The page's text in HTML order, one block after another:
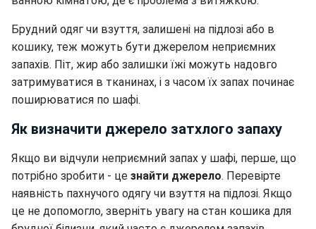
Брудний одяг чи взуття, залишені на підлозі або в
кошику, теж можуть бути джерелом неприємних
запахів. Піт, жир або залишки їжі можуть надовго
затримуватися в тканинах, і з часом їх запах починає
поширюватися по шафі.
Як визначити джерело затхлого запаху
Якщо ви відчули неприємний запах у шафі, перше, що
потрібно зробити - це знайти джерело. Перевірте
наявність пахнучого одягу чи взуття на підлозі. Якщо
це не допомогло, зверніть увагу на стан кошика для